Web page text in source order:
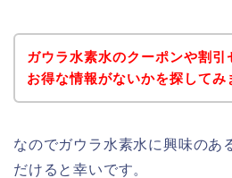
ガウラ水素水のクーポンや割引
お得な情報がないかを探してみ
なのでガウラ水素水に興味のあ
だけると幸いです。